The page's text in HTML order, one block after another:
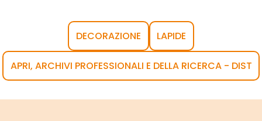
DECORAZIONE LAPIDE
APRI, ARCHIVI PROFESSIONALI E DELLA RICERCA - DIST